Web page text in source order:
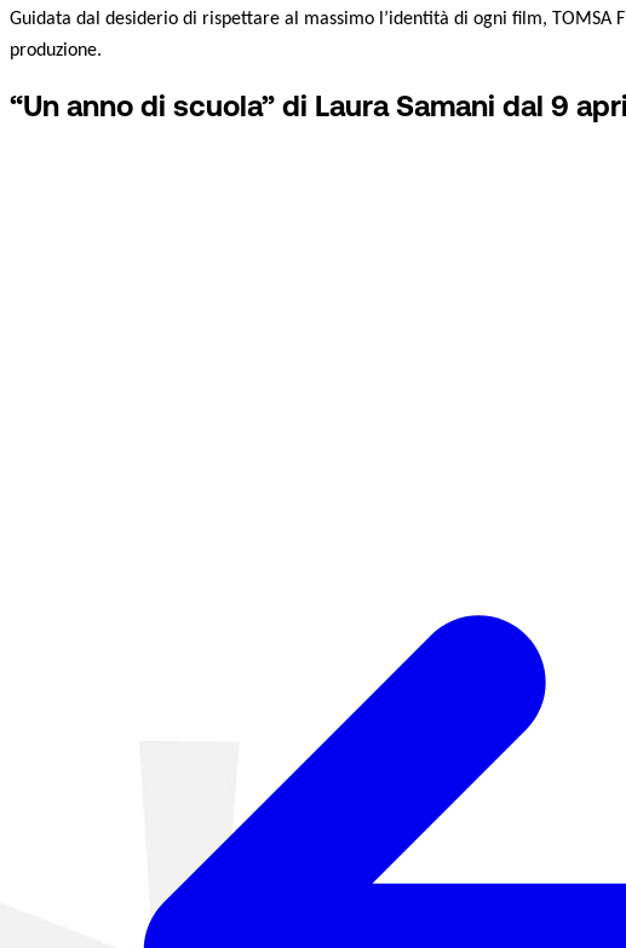
Guidata dal desiderio di rispettare al massimo l’identità di ogni film,
produzione.
“Un anno di scuola” di Laura Samani dal 9